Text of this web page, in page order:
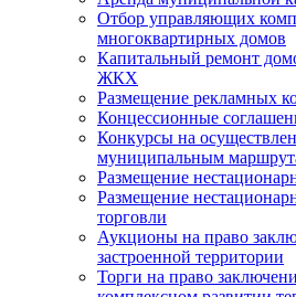
Отбор управляющих
многоквартирных домов
Капитальный ремонт
ЖКХ
Размещение рекламных
Концессионные
Конкурсы на
муниципальным
Размещение
Размещение
торговли
Аукционы на право
застроенной территории
Торги на право